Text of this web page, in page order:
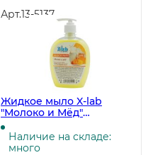
Арт.13-5137
Жидкое мыло X-lab
"Молоко и Мёд"
бережное очищение и
смягчение кожи, 500 мл
Наличие на складе:
много